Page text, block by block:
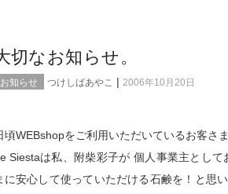
切なお知らせ。
お知らせ つけしばあやこ | 2006年10月20日
頃WEBshopをご利用いただいているお客さ
Siestaは私、附柴彩子が 個人事業主とし
に安心して使っていただける石鹸を！と思